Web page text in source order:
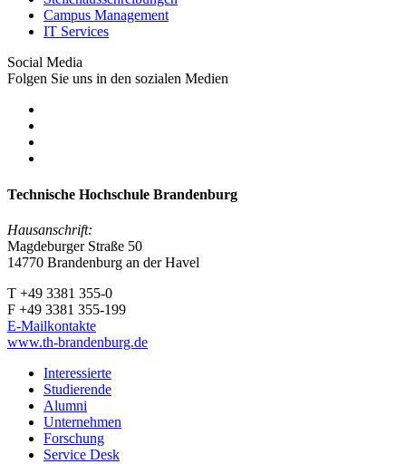
Campus Management
IT Services
Social Media
Folgen Sie uns in den sozialen Medien
Technische Hochschule Brandenburg
Hausanschrift:
Magdeburger Straße 50
14770 Brandenburg an der Havel
T +49 3381 355-0
F +49 3381 355-199
E-Mailkontakte
www.th-brandenburg.de
Interessierte
Studierende
Alumni
Unternehmen
Forschung
Service Desk